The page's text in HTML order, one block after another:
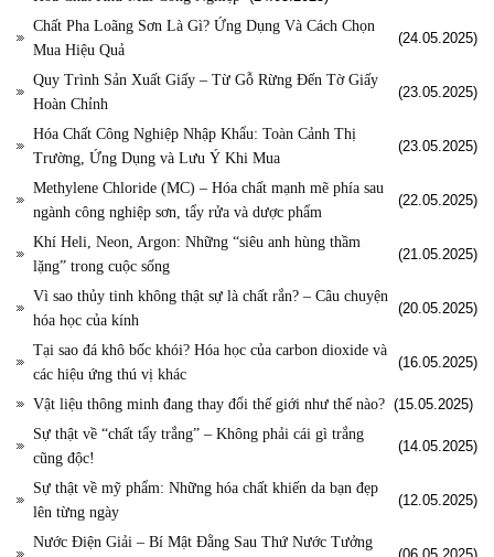
Chất Pha Loãng Sơn Là Gì? Ứng Dụng Và Cách Chọn
Mua Hiệu Quả
(24.05.2025)
Quy Trình Sản Xuất Giấy – Từ Gỗ Rừng Đến Tờ Giấy
Hoàn Chỉnh
(23.05.2025)
Hóa Chất Công Nghiệp Nhập Khẩu: Toàn Cảnh Thị
Trường, Ứng Dụng và Lưu Ý Khi Mua
(23.05.2025)
Methylene Chloride (MC) – Hóa chất mạnh mẽ phía sau
ngành công nghiệp sơn, tẩy rửa và dược phẩm
(22.05.2025)
Khí Heli, Neon, Argon: Những “siêu anh hùng thầm
lặng” trong cuộc sống
(21.05.2025)
Vì sao thủy tinh không thật sự là chất rắn? – Câu chuyện
hóa học của kính
(20.05.2025)
Tại sao đá khô bốc khói? Hóa học của carbon dioxide và
các hiệu ứng thú vị khác
(16.05.2025)
Vật liệu thông minh đang thay đổi thế giới như thế nào? (15.05.2025)
Sự thật về “chất tẩy trắng” – Không phải cái gì trắng
cũng độc!
(14.05.2025)
Sự thật về mỹ phẩm: Những hóa chất khiến da bạn đẹp
lên từng ngày
(12.05.2025)
Nước Điện Giải – Bí Mật Đằng Sau Thứ Nước Tưởng